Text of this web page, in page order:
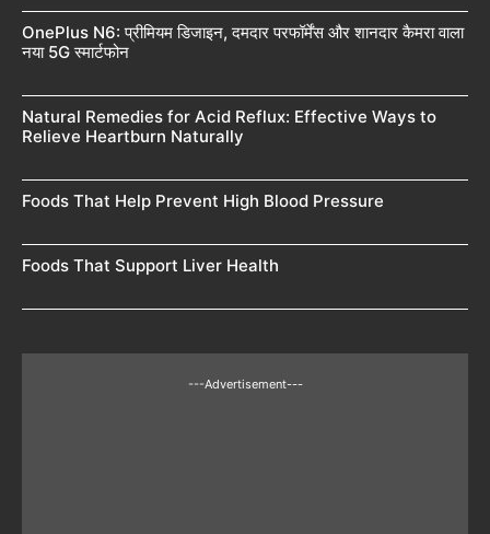
OnePlus N6: प्रीमियम डिजाइन, दमदार परफॉर्मेंस और शानदार कैमरा वाला
नया 5G स्मार्टफोन
Natural Remedies for Acid Reflux: Effective Ways to
Relieve Heartburn Naturally
Foods That Help Prevent High Blood Pressure
Foods That Support Liver Health
---Advertisement---